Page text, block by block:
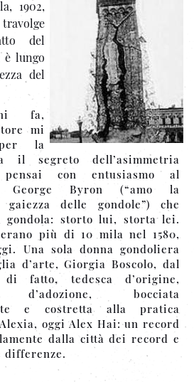
1902,
del
è lungo
del
fa,
mi
la
il segreto dell’asimmetria
pensai con entusiasmo al
George Byron (“amo la
gaiezza delle gondole”) che
gondola: storto lui, storta lei.
più di 10 mila nel 1580,
Una sola donna gondoliera
d’arte, Giorgia Boscolo, dal
di fatto, tedesca d’origine,
d’adozione, bocciata
e costretta alla pratica
oggi Alex Hai: un record
dalla città dei record e
differenze.